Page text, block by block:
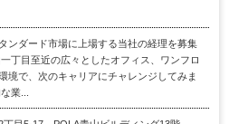
ンダード市場に上場する当社の経理を募集
丁目至近の広々としたオフィス、ワンフロ
境で、次のキャリアにチャレンジしてみま
業...